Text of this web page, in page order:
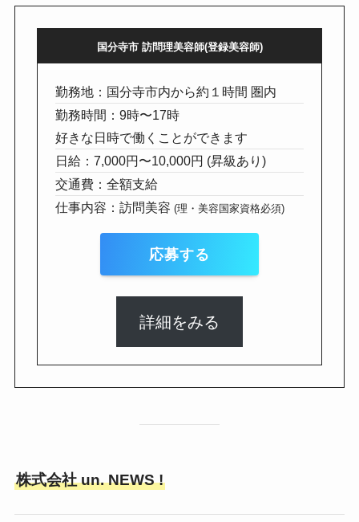
国分寺市 訪問理美容師(登録美容師)
勤務地：国分寺市内から約１時間 圏内
勤務時間：9時〜17時
好きな日時で働くことができます
日給：7,000円〜10,000円 (昇級あり)
交通費：全額支給
仕事内容：訪問美容 (理・美容国家資格必須)
応募する
詳細をみる
株式会社 un. NEWS !